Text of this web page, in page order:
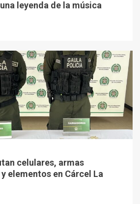
leyenda de la música
celulares, armas
elementos en Cárcel La